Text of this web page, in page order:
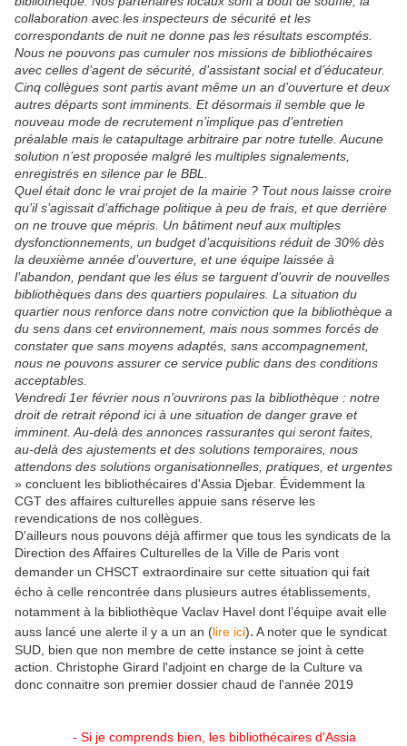
collaboration avec les inspecteurs de sécurité et les
correspondants de nuit ne donne pas les résultats escomptés.
Nous ne pouvons pas cumuler nos missions de bibliothécaires
avec celles d’agent de sécurité, d’assistant social et d’éducateur.
Cinq collègues sont partis avant même un an d’ouverture et deux
autres départs sont imminents. Et désormais il semble que le
nouveau mode de recrutement n’implique pas d’entretien
préalable mais le catapultage arbitraire par notre tutelle. Aucune
solution n’est proposée malgré les multiples signalements,
enregistrés en silence par le BBL.
Quel était donc le vrai projet de la mairie ? Tout nous laisse croire
qu’il s’agissait d’affichage politique à peu de frais, et que derrière
on ne trouve que mépris. Un bâtiment neuf aux multiples
dysfonctionnements, un budget d’acquisitions réduit de 30% dès
la deuxième année d’ouverture, et une équipe laissée à
l’abandon, pendant que les élus se targuent d’ouvrir de nouvelles
bibliothèques dans des quartiers populaires. La situation du
quartier nous renforce dans notre conviction que la bibliothèque a
du sens dans cet environnement, mais nous sommes forcés de
constater que sans moyens adaptés, sans accompagnement,
nous ne pouvons assurer ce service public dans des conditions
acceptables.
Vendredi 1er février nous n’ouvrirons pas la bibliothèque : notre
droit de retrait répond ici à une situation de danger grave et
imminent. Au-delà des annonces rassurantes qui seront faites,
au-delà des ajustements et des solutions temporaires, nous
attendons des solutions organisationnelles, pratiques, et urgentes
» concluent les bibliothécaires d'Assia Djebar. Évidemment la
CGT des affaires culturelles appuie sans réserve les
revendications de nos collègues.
D'ailleurs nous pouvons déjà affirmer que tous les syndicats de la
Direction des Affaires Culturelles de la Ville de Paris vont
demander un CHSCT extraordinaire sur cette situation qui fait
écho à celle rencontrée dans plusieurs autres établissements,
notamment à la bibliothèque Vaclav Havel dont l’équipe avait elle
auss lancé une alerte il y a un an (lire ici). A noter que le syndicat
SUD, bien que non membre de cette instance se joint à cette
action. Christophe Girard l'adjoint en charge de la Culture va
donc connaitre son premier dossier chaud de l'année 2019
- Si je comprends bien, les bibliothécaires d'Assia